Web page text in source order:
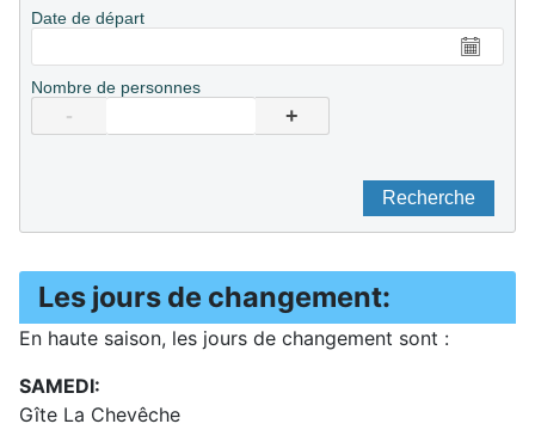
Date de départ
Nombre de personnes
- +
Recherche
Les jours de changement:
En haute saison, les jours de changement sont :
SAMEDI:
Gîte La Chevêche